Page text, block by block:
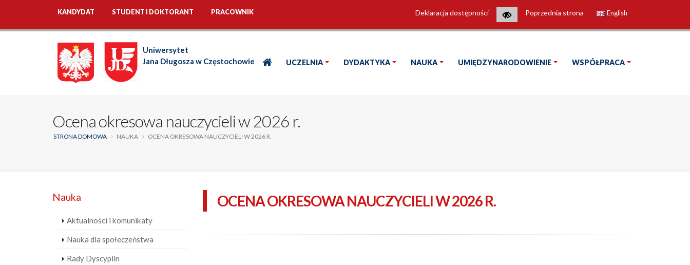
KANDYDAT STUDENT I DOKTORANT PRACOWNIK Deklaracja dostępności Poprzednia strona English
Uniwersytet
Jana Długosza w Częstochowie
UCZELNIA DYDAKTYKA NAUKA UMIĘDZYNARODOWIENIE WSPÓŁPRACA
Ocena okresowa nauczycieli w 2026 r.
STRONA DOMOWA NAUKA OCENA OKRESOWA NAUCZYCIELI W 2026 R.
Nauka
Aktualności i komunikaty
Nauka dla społeczeństwa
Rady Dyscyplin
OCENA OKRESOWA NAUCZYCIELI W 2026 R.